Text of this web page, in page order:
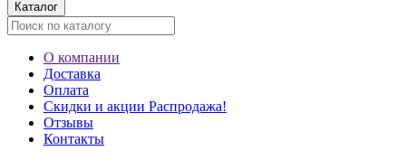
Каталог
О компании
Доставка
Оплата
Скидки и акции Распродажа!
Отзывы
Контакты